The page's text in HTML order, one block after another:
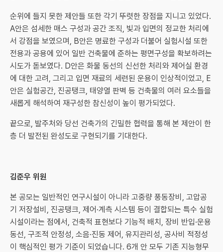
순위에 들지 못한 제안들 또한 각기 뚜렷한 장점을 지니고 있었다.
A안은 섬세한 매스 구성과 공간 조직, 빛과 입면의 정교한 처리에
서 강점을 보였으며, B안은 명료한 구성과 더불어 실험시설 또한
전용과 공용에 있어 일반 건축물에 준하는 평면구성을 확보하려는
시도가 돋보였다. D안은 화물 동선의 신선한 처리와 제어실 환경
에 대한 고려, 그리고 입면 재료의 세련된 운용이 인상적이었고, E
안은 실험공간, 진공탱크, 태양열 판벽 등 건축물의 여러 요소들을
새롭게 해석하여 재구성한 참신성이 높이 평가되었다.
끝으로, 발주처와 당선 건축가의 긴밀한 협력을 통해 본 제안이 한
층 더 발전된 완성도로 구현되기를 기대한다.
김준우 위원
본 공모는 일반적인 연구시설이 아니라 고중량 풍동장비, 고압공
기 저장설비, 진공탱크, 제어·계측 시스템 등이 결합되는 특수 실험
시설이라는 점에서, 건축적 표현보다 기능적 배치, 장비 반입·운용
동선, 구조적 안정성, 소음·진동 제어, 유지관리성, 공사비 적정성
이 핵심적인 평가 기준이 되었습니다. 6개 안 모두 기존 지능형무